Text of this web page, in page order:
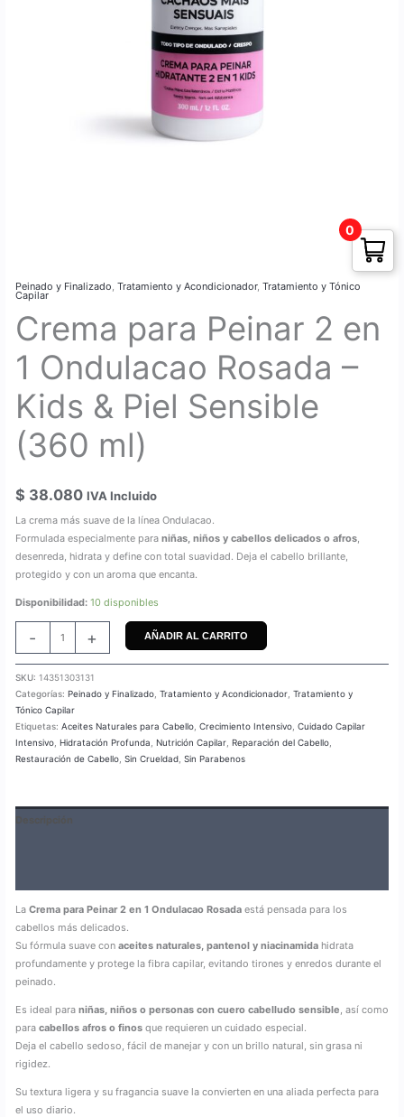
Peinado y Finalizado, Tratamiento y Acondicionador, Tratamiento y Tónico
Capilar
Crema para Peinar 2 en
1 Ondulacao Rosada –
Kids & Piel Sensible
(360 ml)
$ 38.080 IVA Incluido
La crema más suave de la línea Ondulacao.
Formulada especialmente para niñas, niños y cabellos delicados o afros,
desenreda, hidrata y define con total suavidad. Deja el cabello brillante,
protegido y con un aroma que encanta.
Disponibilidad: 10 disponibles
- + AÑADIR AL CARRITO
SKU: 14351303131
Categorías: Peinado y Finalizado, Tratamiento y Acondicionador, Tratamiento y
Tónico Capilar
Etiquetas: Aceites Naturales para Cabello, Crecimiento Intensivo, Cuidado Capilar
Intensivo, Hidratación Profunda Nutrición Capilar, Reparación del Cabello,
Restauración de Cabello, Sin Crueldad, Sin Parabenos
Descripción
La Crema para Peinar 2 en 1 Ondulacao Rosadaestá pensada para los
cabellos más delicados.
Su fórmula suave con aceites naturales, pantenol y niacinamidahidrata
profundamente y protege la fibra capilar, evitando tirones y enredos durante el
peinado.
Es ideal para niñas, niños o personas con cuero cabelludo sensible , así como
para cabellos afros o finosque requieren un cuidado especial.
Deja el cabello sedoso, fácil de manejar y con un brillo natural, sin grasa ni
rigidez.
Su textura ligera y su fragancia suave la convierten en una aliada perfecta para
el uso diario.
0